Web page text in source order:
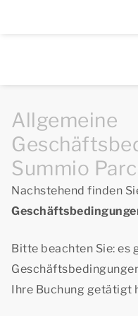
Allgemeine
Summio
Nachstehend finden
Bitte beachten Sie: es
Ihre Buchung getätigt